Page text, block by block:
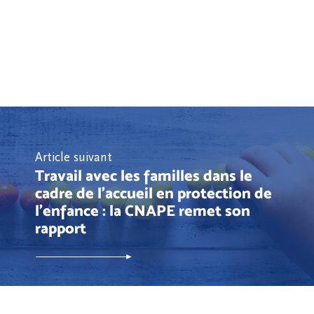
Article suivant
Travail avec les familles dans le
cadre de l'accueil en protection de
l'enfance : la CNAPE remet son
rapport